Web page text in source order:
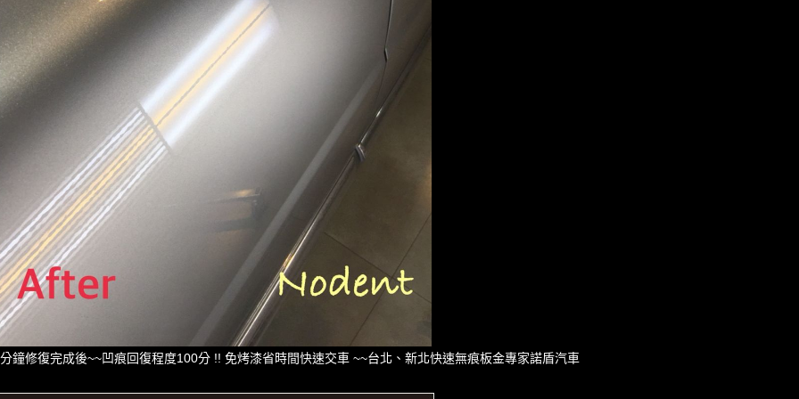
鐘修復完成後~~凹痕回復程度100分 !! 免烤漆省時間快速交車 ~~台北、新北快速無痕板金專家諾盾汽車